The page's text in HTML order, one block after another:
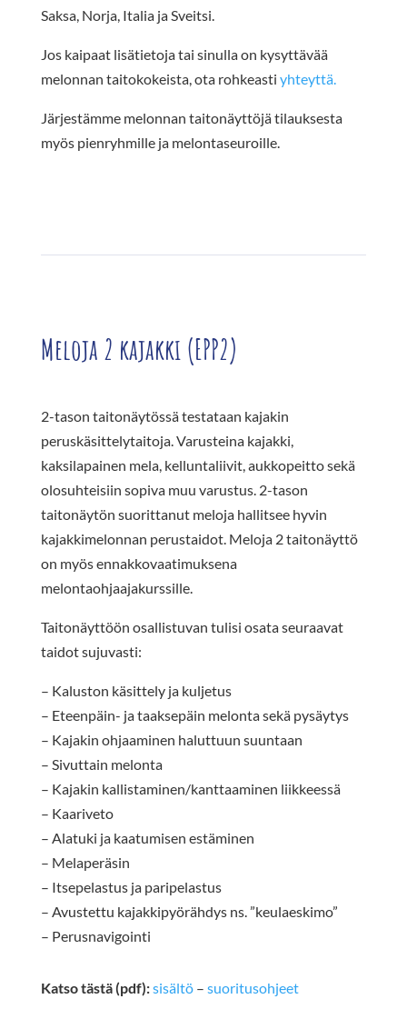
Saksa, Norja, Italia ja Sveitsi.
Jos kaipaat lisätietoja tai sinulla on kysyttävää
melonnan taitokokeista, ota rohkeasti yhteyttä.
Järjestämme melonnan taitonäyttöjä tilauksesta
myös pienryhmille ja melontaseuroille.
Meloja 2 kajakki (EPP2)
2-tason taitonäytössä testataan kajakin
peruskäsittelytaitoja. Varusteina kajakki,
kaksilapainen mela, kelluntaliivit, aukkopeitto sekä
olosuhteisiin sopiva muu varustus. 2-tason
taitonäytön suorittanut meloja hallitsee hyvin
kajakkimelonnan perustaidot. Meloja 2 taitonäyttö
on myös ennakkovaatimuksena
melontaohjaajakurssille.
Taitonäyttöön osallistuvan tulisi osata seuraavat
taidot sujuvasti:
– Kaluston käsittely ja kuljetus
– Eteenpäin- ja taaksepäin melonta sekä pysäytys
– Kajakin ohjaaminen haluttuun suuntaan
– Sivuttain melonta
– Kajakin kallistaminen/kanttaaminen liikkeessä
– Kaariveto
– Alatuki ja kaatumisen estäminen
– Melaperäsin
– Itsepelastus ja paripelastus
– Avustettu kajakkipyörähdys ns. ”keulaeskimo”
– Perusnavigointi
Katso tästä (pdf):sisältö– suoritusohjeet